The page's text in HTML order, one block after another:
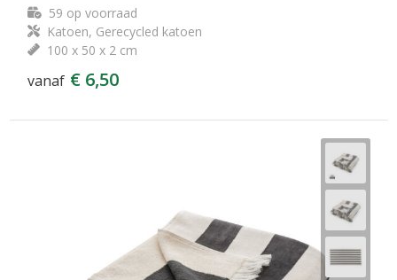
59 op voorraad
Katoen, Gerecycled katoen
100 x 50 x 2 cm
vanaf € 6,50